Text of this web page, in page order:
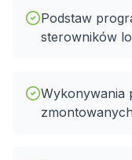
Podstaw
sterowników
Wykonywania